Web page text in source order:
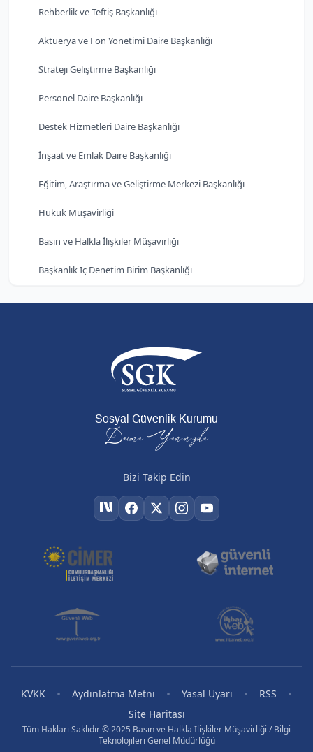
Rehberlik ve Teftiş Başkanlığı
Aktüerya ve Fon Yönetimi Daire Başkanlığı
Strateji Geliştirme Başkanlığı
Personel Daire Başkanlığı
Destek Hizmetleri Daire Başkanlığı
İnşaat ve Emlak Daire Başkanlığı
Eğitim, Araştırma ve Geliştirme Merkezi Başkanlığı
Hukuk Müşavirliği
Basın ve Halkla İlişkiler Müşavirliği
Başkanlık İç Denetim Birim Başkanlığı
Sosyal Güvenlik Kurumu
Daima Yanınızda
Bizi Takip Edin
KVKK • Aydınlatma Metni • Yasal Uyarı • RSS •
Site Haritası
Tüm Hakları Saklıdır © 2025 Basın ve Halkla İlişkiler Müşavirliği / Bilgi
Teknolojileri Genel Müdürlüğü